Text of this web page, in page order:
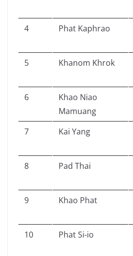
4
Phat Kaphrao
5
Khanom Khrok
6
Khao Niao
Mamuang
7
Kai Yang
8
Pad Thai
9
Khao Phat
10
Phat Si-io